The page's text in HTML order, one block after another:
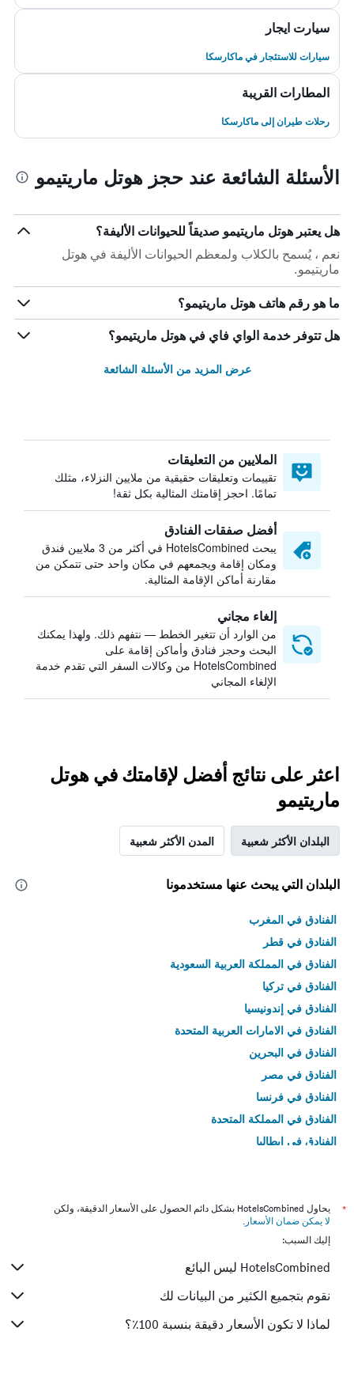
سيارت ايجار
سيارات للاستئجار في ماكارسكا
المطارات القريبة
رحلات طيران إلى ماكارسكا
الأسئلة الشائعة عند حجز هوتل ماريتيمو
هل يعتبر هوتل ماريتيمو صديقاً للحيوانات الأليفة؟
نعم ، يُسمح بالكلاب ولمعظم الحيوانات الأليفة في هوتل
ماريتيمو.
ما هو رقم هاتف هوتل ماريتيمو؟
هل تتوفر خدمة الواي فاي في هوتل ماريتيمو؟
عرض المزيد من الأسئلة الشائعة
الملايين من التعليقات
تقييمات وتعليقات حقيقية من ملايين النزلاء، مثلك
تمامًا. احجز إقامتك المثالية بكل ثقة!
أفضل صفقات الفنادق
يبحث HotelsCombined في أكثر من 3 ملايين فندق
ومكان إقامة ويجمعهم في مكان واحد حتى تتمكن من
مقارنة أماكن الإقامة المثالية.
إلغاء مجاني
من الوارد أن تتغير الخطط — نتفهم ذلك. ولهذا يمكنك
البحث وحجز فنادق وأماكن إقامة على
HotelsCombined من وكالات السفر التي تقدم خدمة
الإلغاء المجاني
اعثر على نتائج أفضل لإقامتك في هوتل
ماريتيمو
البلدان الأكثر شعبية المدن الأكثر شعبية
البلدان التي يبحث عنها مستخدمونا
الفنادق في المغرب
الفنادق في قطر
الفنادق في المملكة العربية السعودية
الفنادق في تركيا
الفنادق في إندونيسيا
الفنادق في الامارات العربية المتحدة
الفنادق في البحرين
الفنادق في مصر
الفنادق في فرنسا
الفنادق في المملكة المتحدة
الفنادق في إيطاليا
*
يحاول HotelsCombined بشكل دائم الحصول على الأسعار الدقيقة، ولكن
لا يمكن ضمان الأسعار .
إليك السبب:
HotelsCombined ليس البائع
نقوم بتجميع الكثير من البيانات لك
لماذا لا تكون الأسعار دقيقة بنسبة 100٪؟